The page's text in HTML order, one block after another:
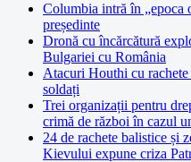
Columbia intră în „epoca
președinte
Dronă cu încărcătură
Bulgariei cu România
Atacuri Houthi cu
soldați
Trei organizații pentru
crimă de război în cazul
24 de rachete balistice și
Kievului expune criza